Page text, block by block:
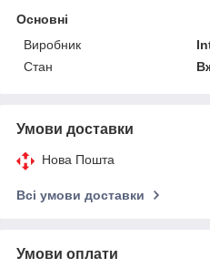
Основні
Виробник
Стан
Умови доставки
Нова Пошта
Всі умови доставки
Умови оплати